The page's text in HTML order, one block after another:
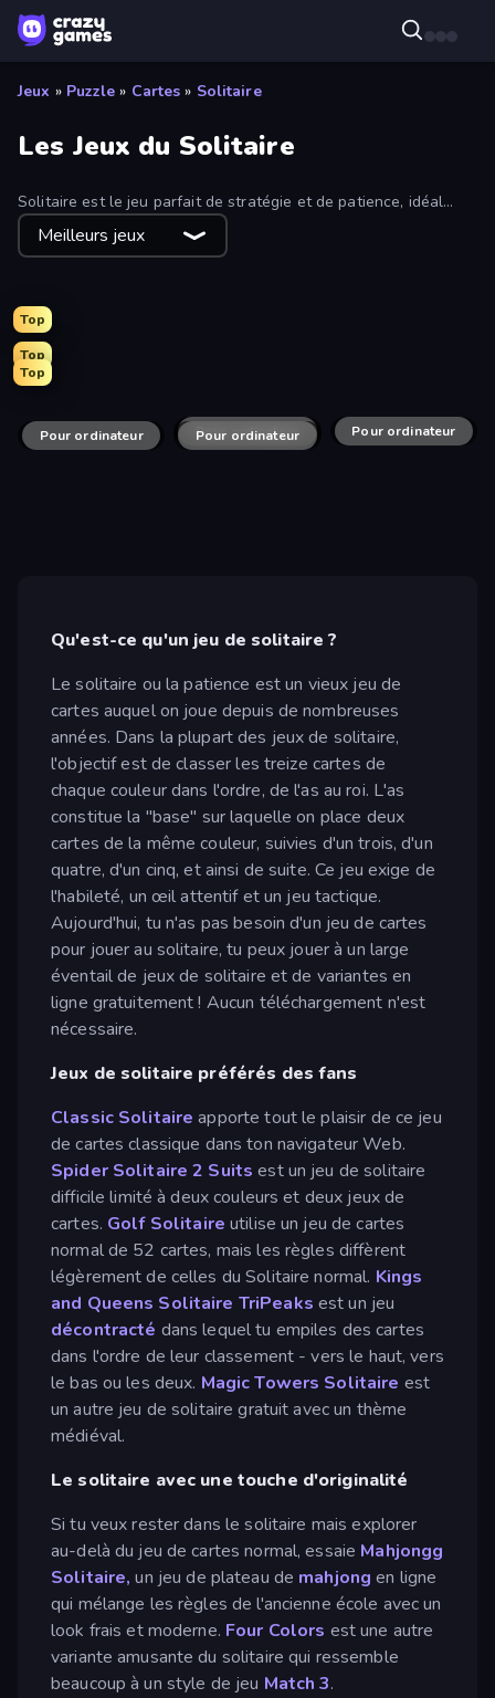
Jeux » Puzzle » Cartes » Solitaire
Les Jeux du Solitaire
Solitaire est le jeu parfait de stratégie et de patience, idéal
pour un trajet matinal ou une fin de journée. Joue gratuitement
et pour le plaisir !
Meilleurs jeux
Top
Top
Top
Algerian Solitaire Magic Towers Solitaire
Classic Card Games Collection Emerland Solitaire Endless Journey Solitaire: The Great Journey
Tri Peaks Social Daily Solitaire Challenge Solitaire Reverse
Golf Solitaire Classic Solitaire Spooky Tripeaks
Merge Royal Pour ordinateurPyramid Solitaire Ancient Egypt Pour ordinateur
Solitaire TriPeaks
Pour ordinateurSolitaire Crime Stories Pour ordinateurEmerland Solitaire Card Game
Qu'est-ce qu'un jeu de solitaire ?
Le solitaire ou la patience est un vieux jeu de
cartes auquel on joue depuis de nombreuses
années. Dans la plupart des jeux de solitaire,
l'objectif est de classer les treize cartes de
chaque couleur dans l'ordre, de l'as au roi. L'as
constitue la "base" sur laquelle on place deux
cartes de la même couleur, suivies d'un trois, d'un
quatre, d'un cinq, et ainsi de suite. Ce jeu exige de
l'habileté, un œil attentif et un jeu tactique.
Aujourd'hui, tu n'as pas besoin d'un jeu de cartes
pour jouer au solitaire, tu peux jouer à un large
éventail de jeux de solitaire et de variantes en
ligne gratuitement ! Aucun téléchargement n'est
nécessaire.
Jeux de solitaire préférés des fans
Classic Solitaire apporte tout le plaisir de ce jeu
de cartes classique dans ton navigateur Web.
Spider Solitaire 2 Suits est un jeu de solitaire
difficile limité à deux couleurs et deux jeux de
cartes. Golf Solitaire utilise un jeu de cartes
normal de 52 cartes, mais les règles diffèrent
légèrement de celles du Solitaire normal. Kings
and Queens Solitaire TriPeaks est un jeu
décontracté dans lequel tu empiles des cartes
dans l'ordre de leur classement - vers le haut, vers
le bas ou les deux. Magic Towers Solitaire est
un autre jeu de solitaire gratuit avec un thème
médiéval.
Le solitaire avec une touche d'originalité
Si tu veux rester dans le solitaire mais explorer
au-delà du jeu de cartes normal, essaie Mahjongg
Solitaire, un jeu de plateau de mahjong en ligne
qui mélange les règles de l'ancienne école avec un
look frais et moderne. Four Colors est une autre
variante amusante du solitaire qui ressemble
beaucoup à un style de jeu Match 3.